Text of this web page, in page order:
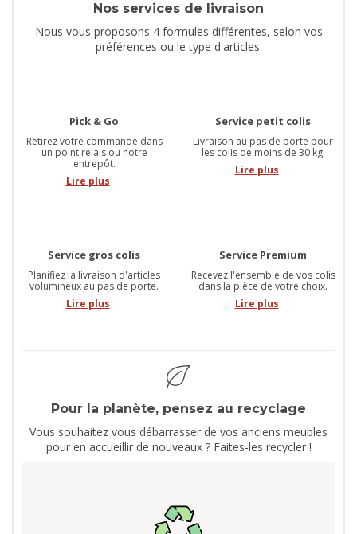
Nos services de livraison
Nous vous proposons 4 formules différentes, selon vos
préférences ou le type d'articles.
Pick & Go
Retirez votre commande dans
un point relais ou notre
entrepôt.
Lire plus
Service petit colis
Livraison au pas de porte pour
les colis de moins de 30 kg.
Lire plus
Service gros colis
Planifiez la livraison d'articles
volumineux au pas de porte.
Lire plus
Service Premium
Recevez l'ensemble de vos colis
dans la pièce de votre choix.
Lire plus
Pour la planète, pensez au recyclage
Vous souhaitez vous débarrasser de vos anciens meubles
pour en accueillir de nouveaux ? Faites-les recycler !